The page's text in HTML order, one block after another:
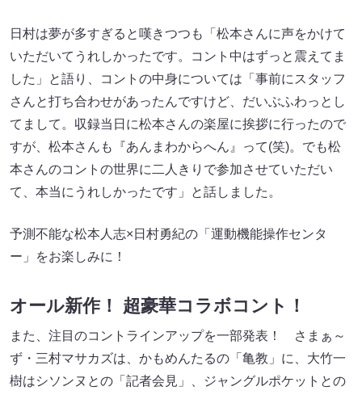
日村は夢が多すぎると嘆きつつも「松本さんに声をかけて
いただいてうれしかったです。コント中はずっと震えてま
した」と語り、コントの中身については「事前にスタッフ
さんと打ち合わせがあったんですけど、だいぶふわっとし
てまして。収録当日に松本さんの楽屋に挨拶に行ったので
すが、松本さんも『あんまわからへん』って(笑)。でも松
本さんのコントの世界に二人きりで参加させていただい
て、本当にうれしかったです」と話しました。
予測不能な松本人志×日村勇紀の「運動機能操作センタ
ー」をお楽しみに！
オール新作！ 超豪華コラボコント！
また、注目のコントラインアップを一部発表！ さまぁ～
ず・三村マサカズは、かもめんたるの「亀教」に、大竹一
樹はシソンヌとの「記者会見」、ジャングルポケットとの